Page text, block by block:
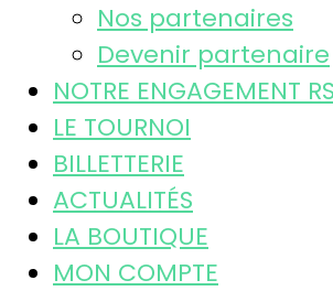
Nos partenaires
Devenir partenaire
NOTRE ENGAGEMENT
LE TOURNOI
BILLETTERIE
ACTUALITÉS
LA BOUTIQUE
MON COMPTE